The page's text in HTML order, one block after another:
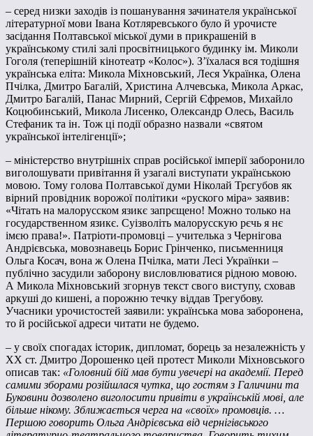
– серед низки заходів із пошанування зачинателя української
літературної мови Івана Котляревського було й урочисте
засідання Полтавської міської думи в прикрашеній в
українському стилі залі просвітницького будинку ім. Миколи
Гоголя (теперішній кінотеатр «Колос»). З’їхалася вся тодішня
українська еліта: Микола Міхновський, Леся Українка, Олена
Пчілка, Дмитро Багалій, Христина Алчевська, Микола Аркас,
Дмитро Багалій, Панас Мирний, Сергій Єфремов, Михайло
Коцюбинський, Микола Лисенко, Олександр Олесь, Василь
Стефаник та ін. Тож ці події образно назвали «святом
української інтелігенції»;
– міністерство внутрішніх справ російської імперії заборонило
виголошувати привітання й узагалі виступати українською
мовою. Тому голова Полтавської думи Ніколай Трєгубов як
вірний провідник ворожої політики «руского міра» заявив:
«Чітать на малорусском язикє запрєщено! Можно только на
государственном язикє. Суізволіть малорусскую рєчь я нє
імєю права!». Патріоти-промовці – учителька з Чернігова
Андрієвська, мовознавець Борис Грінченко, письменниця
Ольга Косач, вона ж Олена Пчілка, мати Лесі Українки –
публічно засудили заборону висловлюватися рідною мовою.
А Микола Міхновський згорнув текст свого виступу, сховав
аркуші до кишені, а порожню течку віддав Трегубову.
Учасники урочистостей заявили: українська мова заборонена,
то й російської адреси читати не будемо.
– у своїх спогадах історик, дипломат, борець за незалежність у
ХХ ст. Дмитро Дорошенко цей протест Миколи Міхновського
описав так: «Головний бій мав бути увечері на академії. Перед
самими зборами розійшлася чутка, що гостям з Галичини та
Буковини дозволено виголосити привіти в українській мові, але
більше нікому. Зближається черга на «своїх» промовців. …
Першою говорить Ольга Андрієвська від чернігівського